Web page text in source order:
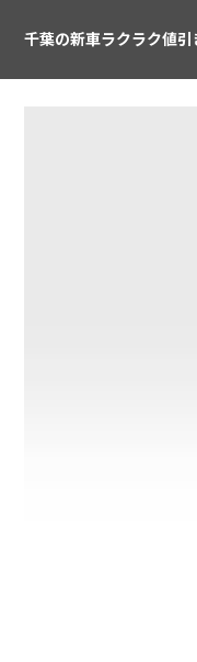
千葉の新車ラクラク値